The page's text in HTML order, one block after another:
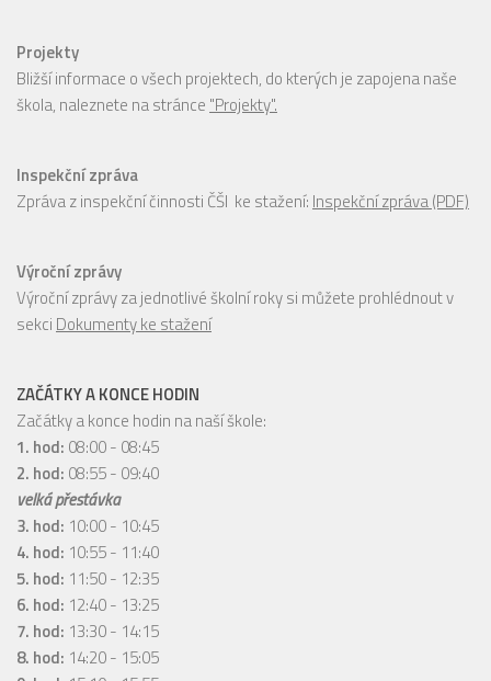
Projekty
Bližší informace o všech projektech, do kterých je zapojena naše
škola, naleznete na stránce "Projekty".
Inspekční zpráva
Zpráva z inspekční činnosti ČŠI ke stažení: Inspekční zpráva (PDF)
Výroční zprávy
Výroční zprávy za jednotlivé školní roky si můžete prohlédnout v
sekci Dokumenty ke stažení
ZAČÁTKY A KONCE HODIN
Začátky a konce hodin na naší škole:
1. hod: 08:00 - 08:45
2. hod: 08:55 - 09:40
velká přestávka
3. hod: 10:00 - 10:45
4. hod: 10:55 - 11:40
5. hod: 11:50 - 12:35
6. hod: 12:40 - 13:25
7. hod: 13:30 - 14:15
8. hod: 14:20 - 15:05